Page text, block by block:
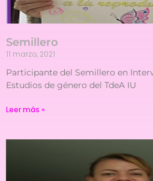
Semillero
11 marzo, 2021
Participante del Semillero en
Estudios de género del TdeA IU
Leer más »